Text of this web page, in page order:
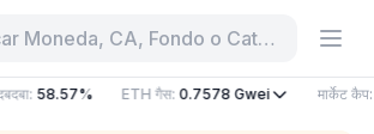
Moneda, CA, Fondo o Categoría
:58.57% ETH गैस:0.7578Gwei मार्केट कैप: